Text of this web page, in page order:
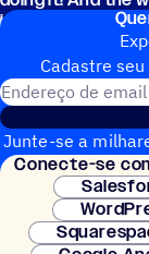
is get people to
Cadastre
Junte-se a
Conecte-se